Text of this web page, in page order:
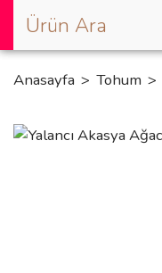
Anasayfa Tohum